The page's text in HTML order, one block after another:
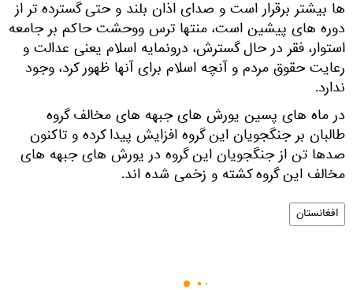
ها بیشتر برقرار است و صدای اذان بلند و حتی گسترده تر از
دوره های پیشین است، منتها ترس ووحشت حاکم بر جامعه
استوار، فقر در حال گسترش، درونمایه اسلام یعنی عدالت و
رعایت حقوق مردم و آنچه اسلام برای آنها ظهور کرد، وجود
ندارد.
در ماه های پسین یورش های جبهه های مخالف گروه
طالبان بر جنگجویان این گروه افزایش پیدا کرده و تاکنون
صدها تن از جنگجویان این گروه در یورش های جبهه های
مخالف این گروه کشته و زخمی شده اند.
افغانستان